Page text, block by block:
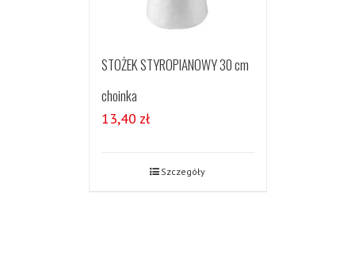
STOŻEK STYROPIANOWY 30 cm
choinka
13,40 zł
Szczegóły